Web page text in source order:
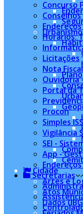
Urbanismo
Cidade
Artes e
Atos
Dados
Concurso
Horários:
Licitações
Nota Fiscal
Ouvidoria
Portal da
Procon
Simples
Vigilância
SEI -
App -
Secretarias